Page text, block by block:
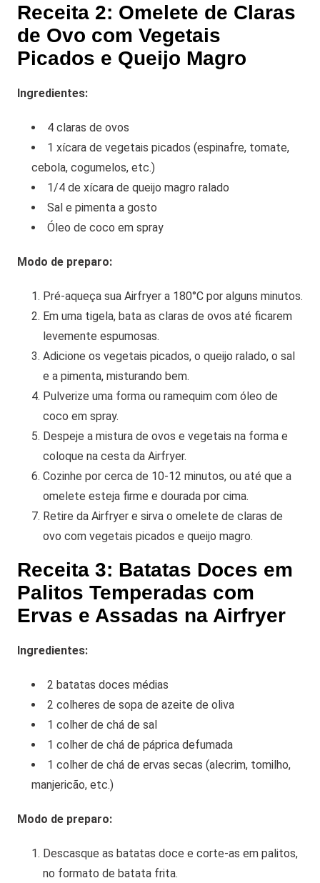
Receita 2: Omelete de Claras
de Ovo com Vegetais
Picados e Queijo Magro
Ingredientes:
4 claras de ovos
1 xícara de vegetais picados (espinafre, tomate,
cebola, cogumelos, etc.)
1/4 de xícara de queijo magro ralado
Sal e pimenta a gosto
Óleo de coco em spray
Modo de preparo:
Pré-aqueça sua Airfryer a 180°C por alguns minutos.
Em uma tigela, bata as claras de ovos até ficarem
levemente espumosas.
Adicione os vegetais picados, o queijo ralado, o sal
e a pimenta, misturando bem.
Pulverize uma forma ou ramequim com óleo de
coco em spray.
Despeje a mistura de ovos e vegetais na forma e
coloque na cesta da Airfryer.
Cozinhe por cerca de 10-12 minutos, ou até que a
omelete esteja firme e dourada por cima.
Retire da Airfryer e sirva o omelete de claras de
ovo com vegetais picados e queijo magro.
Receita 3: Batatas Doces em
Palitos Temperadas com
Ervas e Assadas na Airfryer
Ingredientes:
2 batatas doces médias
2 colheres de sopa de azeite de oliva
1 colher de chá de sal
1 colher de chá de páprica defumada
1 colher de chá de ervas secas (alecrim, tomilho,
manjericão, etc.)
Modo de preparo:
Descasque as batatas doce e corte-as em palitos,
no formato de batata frita.